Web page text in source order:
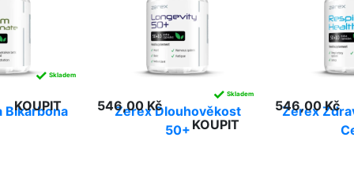
Bikarbona
✓ Skladem
KOUPIT
Zerex Dlouhověkost
50+
546,00 Kč
✓ Skladem
KOUPIT
Zerex
546,00 Kč